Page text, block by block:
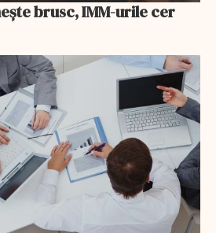
brusc, IMM-urile cer